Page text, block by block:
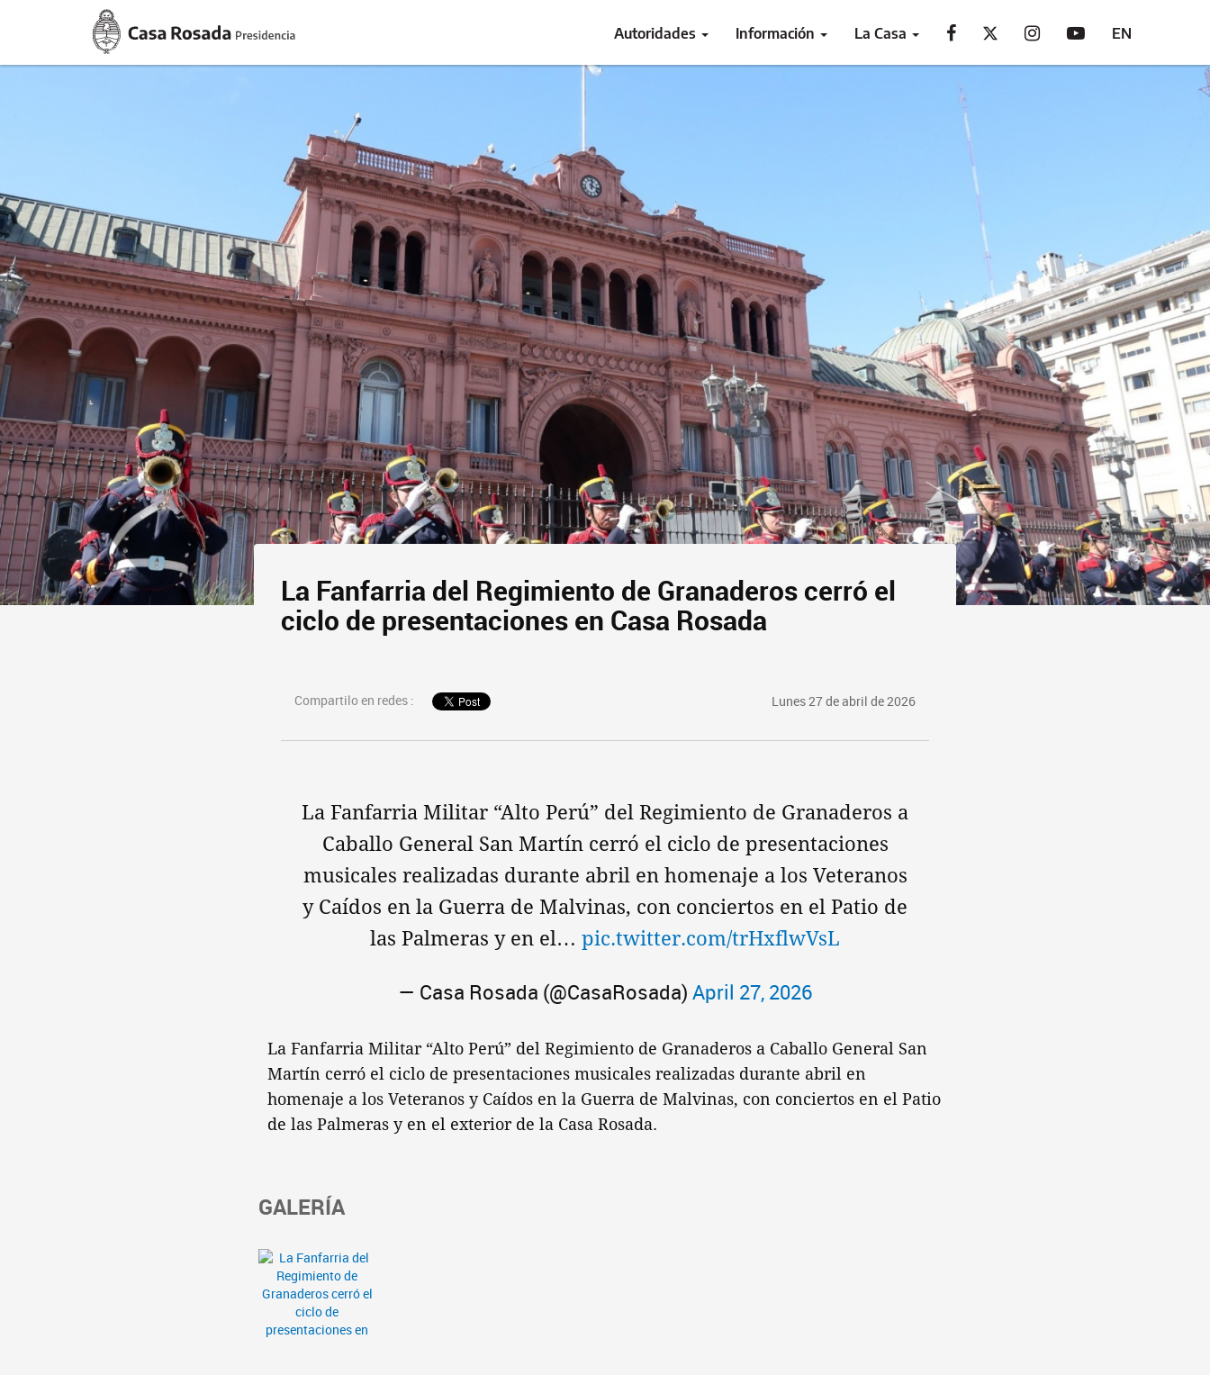
Casa
Rosada
Presidencia
de
Autoridades Información La Casa EN
La Fanfarria del Regimiento de Granaderos cerró el
ciclo de presentaciones en Casa Rosada
Compartilo en redes : Lunes 27 de abril de 2026
La Fanfarria Militar “Alto Perú” del Regimiento de Granaderos a
Caballo General San Martín cerró el ciclo de presentaciones
musicales realizadas durante abril en homenaje a los Veteranos
y Caídos en la Guerra de Malvinas, con conciertos en el Patio de
las Palmeras y en el… pic.twitter.com/trHxflwVsL
— Casa Rosada (@CasaRosada) April 27, 2026
La Fanfarria Militar “Alto Perú” del Regimiento de Granaderos a Caballo General San
Martín cerró el ciclo de presentaciones musicales realizadas durante abril en
homenaje a los Veteranos y Caídos en la Guerra de Malvinas, con conciertos en el Patio
de las Palmeras y en el exterior de la Casa Rosada.
GALERÍA